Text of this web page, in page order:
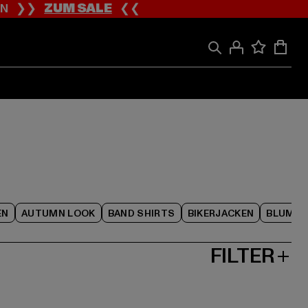
❯❯ZUM SALE❮❮
AUTUMN LOOK BAND SHIRTS BIKERJACKEN
FILTER